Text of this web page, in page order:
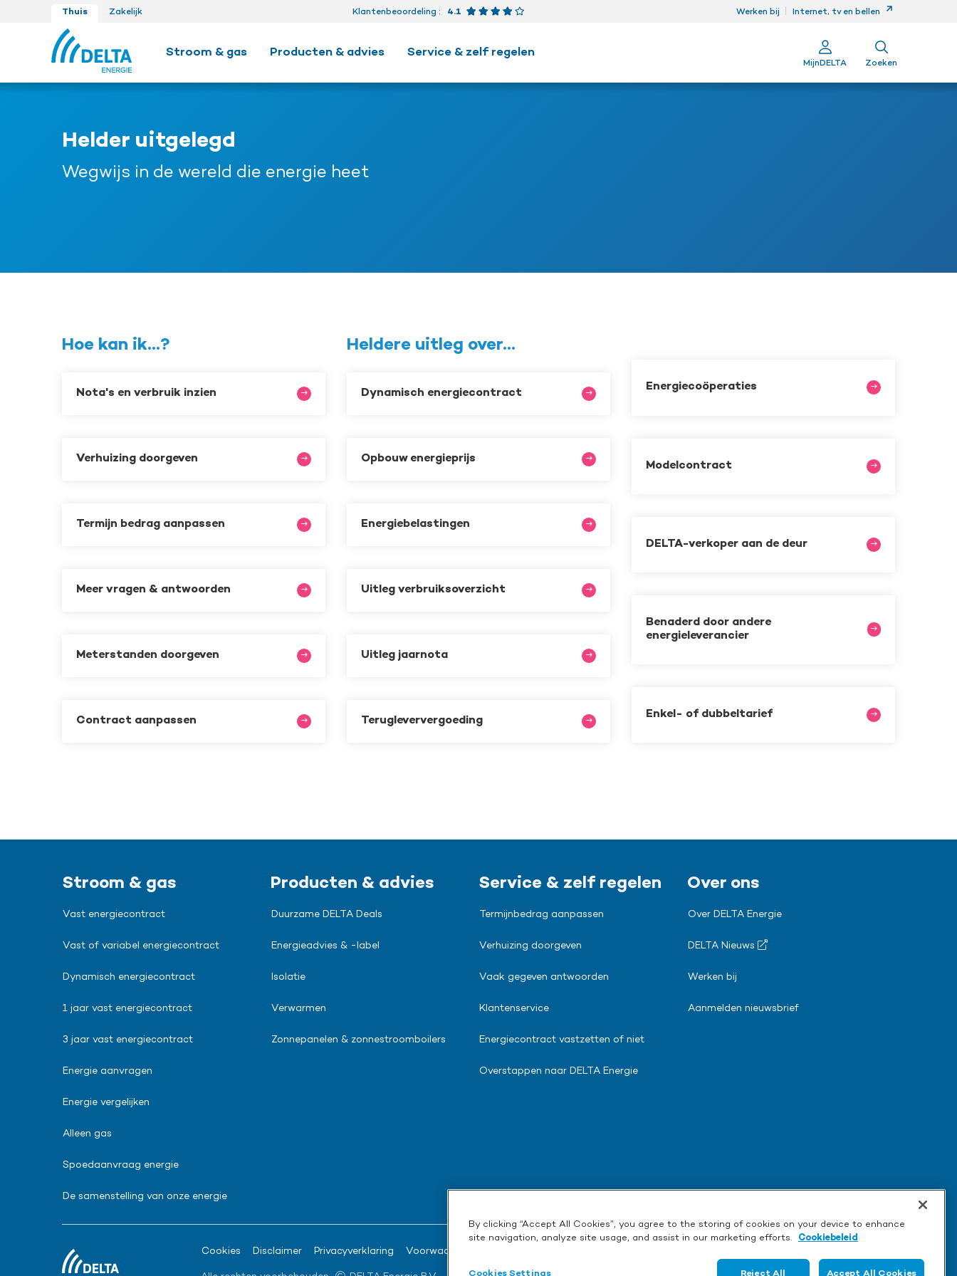
Thuis Zakelijk Klantenbeoordeling : 4.1 Beoordeling 4.1 van 5 sterren Werken bij Internet, tv en bellen
Stroom & gas Producten & advies Service & zelf regelen
MijnDELTA Zoeken
Helder uitgelegd
Wegwijs in de wereld die energie heet
Hoe kan ik...?
Nota's en verbruik inzien
Verhuizing doorgeven
Termijn bedrag aanpassen
Meer vragen & antwoorden
Meterstanden doorgeven
Contract aanpassen
Heldere uitleg over...
Dynamisch energiecontract
Opbouw energieprijs
Energiebelastingen
Uitleg verbruiksoverzicht
Uitleg jaarnota
Terugleververgoeding
Energiecoöperaties
Modelcontract
DELTA-verkoper aan de deur
Benaderd door andere
energieleverancier
Enkel- of dubbeltarief
Stroom & gas
Vast energiecontract
Vast of variabel energiecontract
Dynamisch energiecontract
1 jaar vast energiecontract
3 jaar vast energiecontract
Energie aanvragen
Energie vergelijken
Alleen gas
Spoedaanvraag energie
De samenstelling van onze energie
Producten & advies
Duurzame DELTA Deals
Energieadvies & -label
Isolatie
Verwarmen
Zonnepanelen & zonnestroomboilers
Service & zelf regelen
Termijnbedrag aanpassen
Verhuizing doorgeven
Vaak gegeven antwoorden
Klantenservice
Energiecontract vastzetten of niet
Overstappen naar DELTA Energie
Over ons
Over DELTA Energie
DELTA Nieuws
Werken bij
Aanmelden nieuwsbrief
Cookies Disclaimer Privacyverklaring Voorwaarden en downloads
By clicking “Accept All Cookies”, you agree to the storing of cookies on your device to enhance
site navigation, analyze site usage, and assist in our marketing efforts.
Cookiebeleid
Cookies Settings Reject All Accept All Cookies